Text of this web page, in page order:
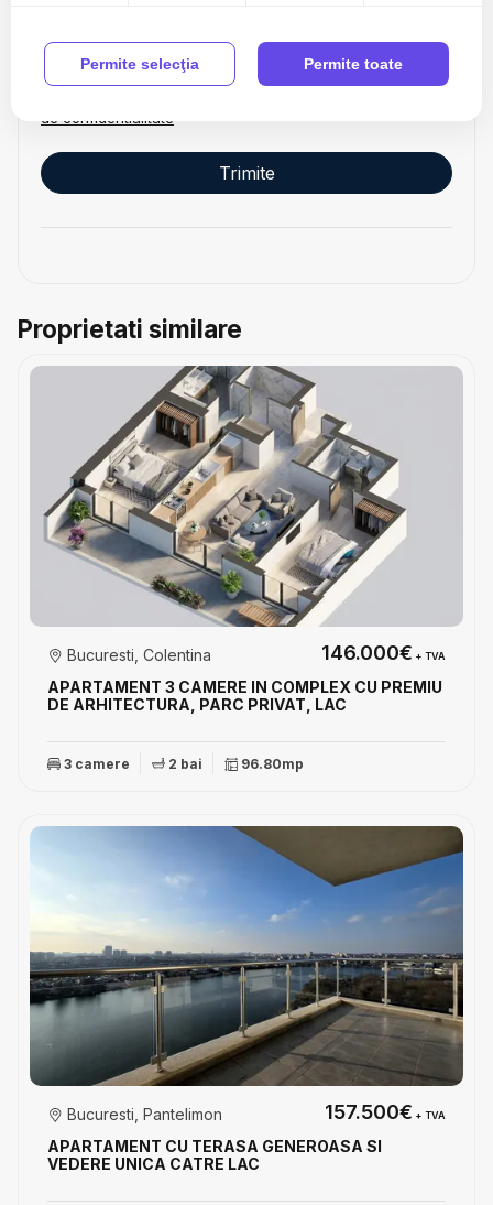
de confidentialitate
Proprietati similare
APARTAMENT 3 CAMERE IN COMPLEX CU PREMIU
DE ARHITECTURA, PARC PRIVAT, LAC
Bucuresti, Colentina 146.000€ + TVA
3 camere 2 bai 96.80mp
APARTAMENT CU TERASA GENEROASA SI
VEDERE UNICA CATRE LAC
Bucuresti, Pantelimon 157.500€ + TVA
Permite selecţia Permite toate